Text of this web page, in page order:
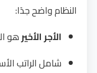
النظام واضح جدًا:
الأجر الأخيرهو
شامل الراتب